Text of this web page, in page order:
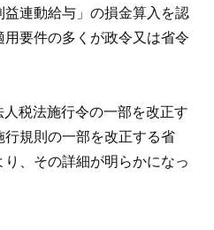
連動給与」の損金算入を認
要件の多くが政令又は省令
税法施行令の一部を改正す
規則の一部を改正する省
、その詳細が明らかになっ